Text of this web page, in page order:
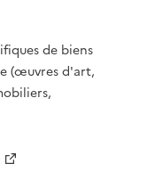
de biens
(œuvres d'art,